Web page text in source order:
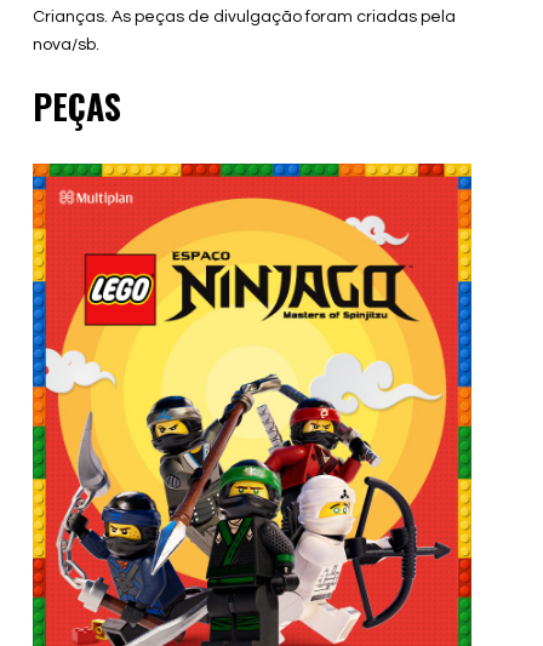
Crianças. As peças de divulgação foram criadas pela
nova/sb.
PEÇAS